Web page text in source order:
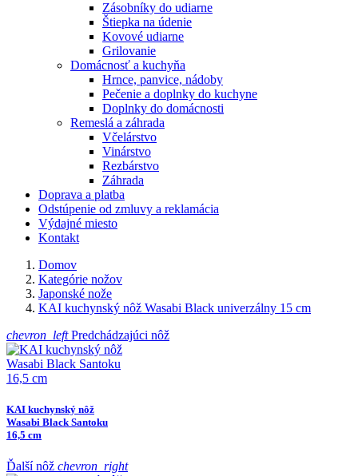
Zásobníky do udiarne
Štiepka na údenie
Kovové udiarne
Grilovanie
Domácnosť a kuchyňa
Hrnce, panvice, nádoby
Pečenie a doplnky do kuchyne
Doplnky do domácnosti
Remeslá a záhrada
Včelárstvo
Vinárstvo
Rezbárstvo
Záhrada
Doprava a platba
Odstúpenie od zmluvy a reklamácia
Výdajné miesto
Kontakt
Domov
Kategórie nožov
Japonské nože
KAI kuchynský nôž Wasabi Black univerzálny 15 cm
chevron_leftPredchádzajúci nôž
KAI kuchynský nôž
Wasabi Black Santoku
16,5 cm
Ďalší nôž chevron_right